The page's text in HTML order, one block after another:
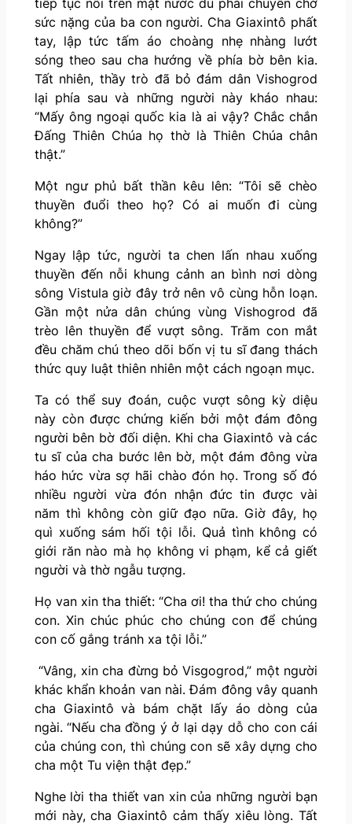
sức nặng của ba con người. Cha Giaxintô phất
tay, lập tức tấm áo choàng nhẹ nhàng lướt
sóng theo sau cha hướng về phía bờ bên kia.
Tất nhiên, thầy trò đã bỏ đám dân Vishogrod
lại phía sau và những người này kháo nhau:
“Mấy ông ngoại quốc kia là ai vậy? Chắc chắn
Đấng Thiên Chúa họ thờ là Thiên Chúa chân
thật.”
Một ngư phủ bất thần kêu lên: “Tôi sẽ chèo
thuyền đuổi theo họ? Có ai muốn đi cùng
không?”
Ngay lập tức, người ta chen lấn nhau xuống
thuyền đến nỗi khung cảnh an bình nơi dòng
sông Vistula giờ đây trở nên vô cùng hỗn loạn.
Gần một nửa dân chúng vùng Vishogrod đã
trèo lên thuyền để vượt sông. Trăm con mắt
đều chăm chú theo dõi bốn vị tu sĩ đang thách
thức quy luật thiên nhiên một cách ngoạn mục.
Ta có thể suy đoán, cuộc vượt sông kỳ diệu
này còn được chứng kiến bởi một đám đông
người bên bờ đối diện. Khi cha Giaxintô và các
tu sĩ của cha bước lên bờ, một đám đông vừa
háo hức vừa sợ hãi chào đón họ. Trong số đó
nhiều người vừa đón nhận đức tin được vài
năm thì không còn giữ đạo nữa. Giờ đây, họ
quì xuống sám hối tội lỗi. Quả tình không có
giới răn nào mà họ không vi phạm, kể cả giết
người và thờ ngẫu tượng.
Họ van xin tha thiết: “Cha ơi! tha thứ cho chúng
con. Xin chúc phúc cho chúng con để chúng
con cố gắng tránh xa tội lỗi.”
“Vâng, xin cha đừng bỏ Visgogrod,” một người
khác khẩn khoản van nài. Đám đông vây quanh
cha Giaxintô và bám chặt lấy áo dòng của
ngài. “Nếu cha đồng ý ở lại dạy dỗ cho con cái
của chúng con, thì chúng con sẽ xây dựng cho
cha một Tu viện thật đẹp.”
Nghe lời tha thiết van xin của những người bạn
mới này, cha Giaxintô cảm thấy xiêu lòng. Tất